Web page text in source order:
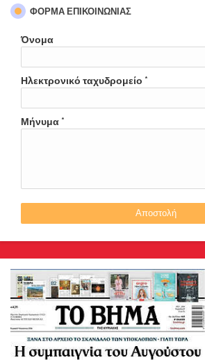
ΦΌΡΜΑ ΕΠΙΚΟΙΝΩΝΊΑΣ
Όνομα
Ηλεκτρονικό ταχυδρομείο *
Μήνυμα *